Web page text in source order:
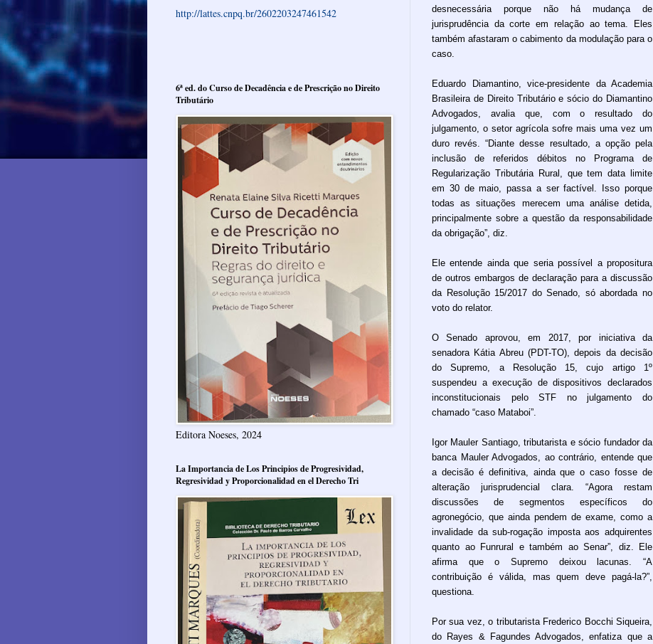
desnecessária porque não há mudança de
jurisprudência da corte em relação ao tema. Eles
também afastaram o cabimento da modulação para o
caso.
Eduardo Diamantino, vice-presidente da Academia
Brasileira de Direito Tributário e sócio do Diamantino
Advogados, avalia que, com o resultado do
julgamento, o setor agrícola sofre mais uma vez um
duro revés. “Diante desse resultado, a opção pela
inclusão de referidos débitos no Programa de
Regularização Tributária Rural, que tem data limite
em 30 de maio, passa a ser factível. Isso porque
todas as situações merecem uma análise detida,
principalmente sobre a questão da responsabilidade
da obrigação”, diz.
Ele entende ainda que seria possível a propositura
de outros embargos de declaração para a discussão
da Resolução 15/2017 do Senado, só abordada no
voto do relator.
O Senado aprovou, em 2017, por iniciativa da
senadora Kátia Abreu (PDT-TO), depois da decisão
do Supremo, a Resolução 15, cujo artigo 1º
suspendeu a execução de dispositivos declarados
inconstitucionais pelo STF no julgamento do
chamado “caso Mataboi”.
Igor Mauler Santiago, tributarista e sócio fundador da
banca Mauler Advogados, ao contrário, entende que
a decisão é definitiva, ainda que o caso fosse de
alteração jurisprudencial clara. “Agora restam
discussões de segmentos específicos do
agronegócio, que ainda pendem de exame, como a
invalidade da sub-rogação imposta aos adquirentes
quanto ao Funrural e também ao Senar”, diz. Ele
afirma que o Supremo deixou lacunas. “A
contribuição é válida, mas quem deve pagá-la?”,
questiona.
Por sua vez, o tributarista Frederico Bocchi Siqueira,
do Rayes & Fagundes Advogados, enfatiza que a
http://lattes.cnpq.br/2602203247461542
6ª ed. do Curso de Decadência e de Prescrição no Direito
Tributário
Editora Noeses, 2024
La Importancia de Los Principios de Progresividad,
Regresividad y Proporcionalidad en el Derecho Tri